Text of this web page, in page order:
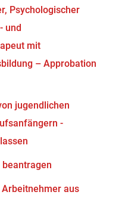
Psychologischer
und
mit
– Approbation
jugendlichen
-
aus